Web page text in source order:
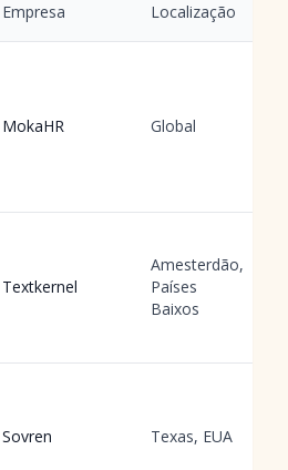
Empresa Localização
MokaHR Global
Textkernel
Amesterdão,
Países
Baixos
Sovren Texas, EUA